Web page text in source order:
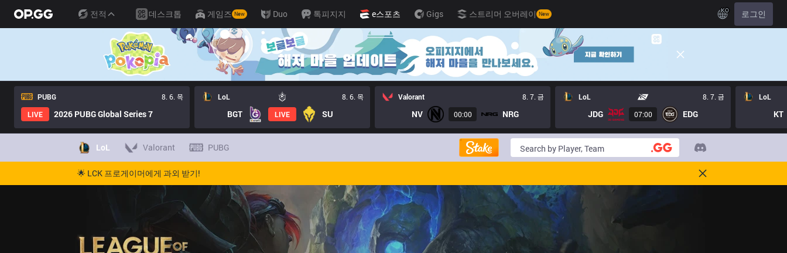
전적 데스크톱 게임즈 New Duo 톡피지지 e스포츠 Gigs 스트리머 오버레이 New KO 로그인
PUBG
8. 6. 목
LIVE
2026 PUBG Global Series 7
LoL 8. 6. 목
BGT LIVE SU
Valorant 8. 7. 금
NV 00:00 NRG
LoL 8. 7. 금
JDG 07:00 EDG
LoL
KT
LoL Valorant PUBG
🌟 LCK 프로게이머에게 과외 받기!